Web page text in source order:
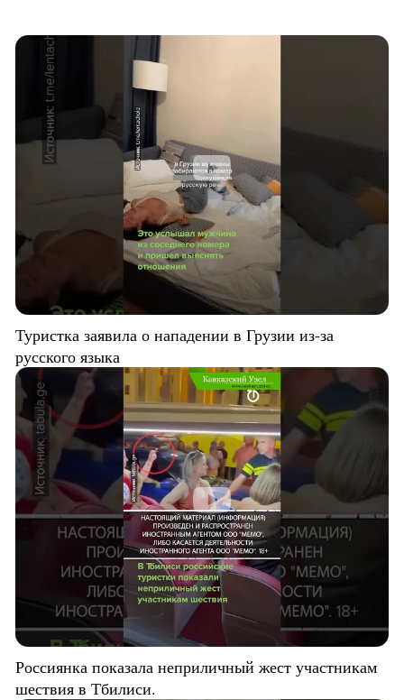
Туристка заявила о нападении в Грузии из-за
русского языка
Россиянка показала неприличный жест участникам
шествия в Тбилиси.